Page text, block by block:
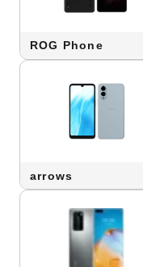
ROG Phone
arrows